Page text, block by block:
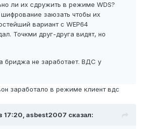
ли их сдружить в режиме WDS?
заюзать чтобы их
вариант с WEP64
Точкми друг-друга видят, но
не заработает. ВДС у
заработало в режиме клиент вдс
17:20, asbest2007 сказал: